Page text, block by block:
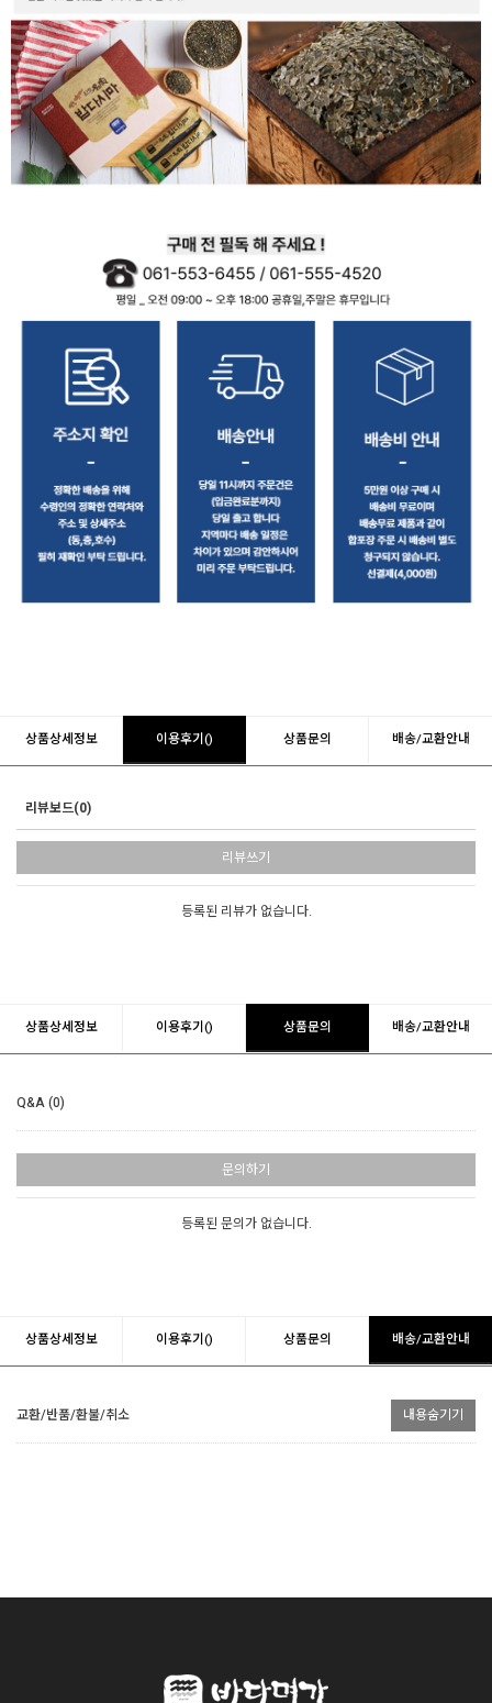
상품상세정보 이용후기() 상품문의 배송/교환안내
리뷰보드(0)
리뷰쓰기
등록된 리뷰가 없습니다.
상품상세정보 이용후기() 상품문의 배송/교환안내
Q&A (0)
문의하기
등록된 문의가 없습니다.
상품상세정보 이용후기() 상품문의 배송/교환안내
교환/반품/환불/취소 내용숨기기